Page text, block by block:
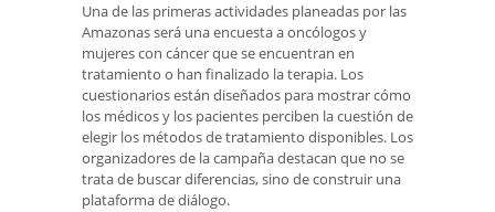
Una de las primeras actividades planeadas por las
Amazonas será una encuesta a oncólogos y
mujeres con cáncer que se encuentran en
tratamiento o han finalizado la terapia. Los
cuestionarios están diseñados para mostrar cómo
los médicos y los pacientes perciben la cuestión de
elegir los métodos de tratamiento disponibles. Los
organizadores de la campaña destacan que no se
trata de buscar diferencias, sino de construir una
plataforma de diálogo.